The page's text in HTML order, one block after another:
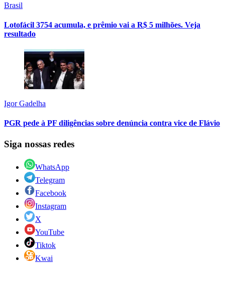
Brasil
Lotofácil 3754 acumula, e prêmio vai a R$ 5 milhões. Veja
resultado
Igor Gadelha
PGR pede à PF diligências sobre denúncia contra vice de Flávio
Siga nossas redes
WhatsApp
Telegram
Facebook
Instagram
X
YouTube
Tiktok
Kwai